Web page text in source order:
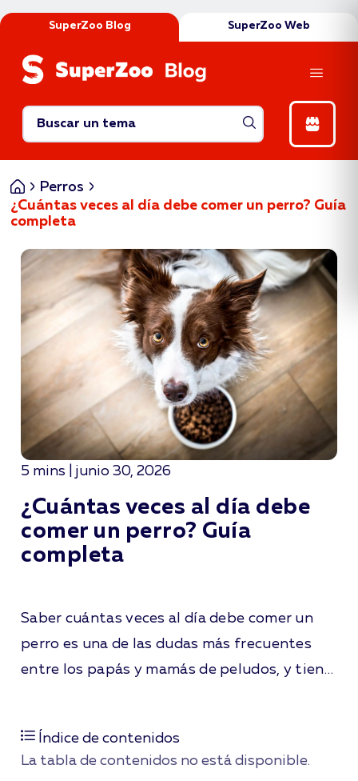
SuperZoo Blog SuperZoo Web
Abrir
InicioPerros
¿Cuántas veces al día debe comer un perro? Guía
completa
¿Cuántas veces al día debe
comer un perro? Guía
completa
5 mins | junio 30, 2026
Saber cuántas veces al día debe comer un
perro es una de las dudas más frecuentes
entre los papás y mamás de peludos, y tiene
la digestión de tu regalón, sino que también
influye en su energía, su peso y su bienestar
Índice de contenidos
La tabla de contenidos no está disponible.